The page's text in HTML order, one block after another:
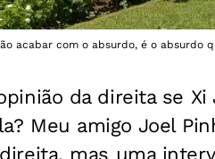
acabar com o absurdo, é o absurdo
da direita se
Meu amigo Joel
mas uma